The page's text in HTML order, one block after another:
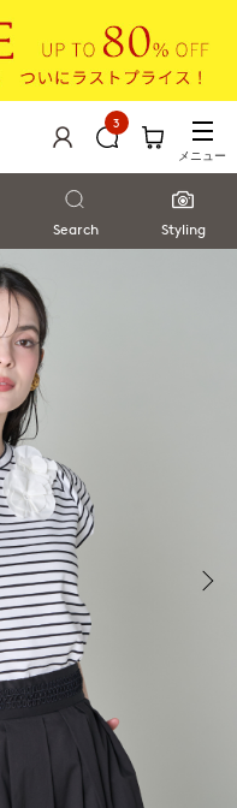
3
メニュー
Search Styling